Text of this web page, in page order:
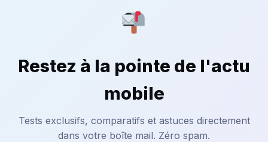
Restez à la pointe de l'actu
mobile
Tests exclusifs, comparatifs et astuces directement
dans votre boîte mail. Zéro spam.